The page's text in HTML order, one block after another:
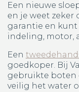
Een nieuwe
en je weet zeker
garantie en kunt
indeling, motor,
Een
goedkoper. Bij
gebruikte boten
veilig het water